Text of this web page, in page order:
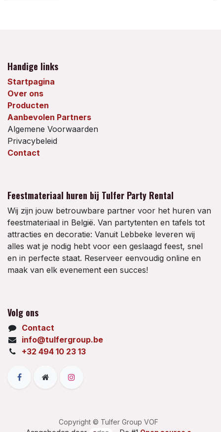
Handige links
Startpagina
Over ons
Producten
Aanbevolen Partners
Algemene Voorwaarden
Privacybeleid
Contact
Feestmateriaal huren bij Tulfer Party Rental
Wij zijn jouw betrouwbare partner voor het huren van
feestmateriaal in België. Van partytenten en tafels tot
attracties en decoratie: Vanuit Lebbeke leveren wij
alles wat je nodig hebt voor een geslaagd feest, snel
en in perfecte staat. Reserveer eenvoudig online en
maak van elk evenement een succes!
Volg ons
Contact
info@tulfergroup.be
+32 494 10 23 13
Copyright © Tulfer Group VOF